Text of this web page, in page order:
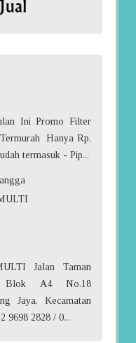
Ini Promo Filter
Hanya Rp.
termasuk - Pip...
Air MULTI
Jalan Taman
Blok A4 No.18
Jaya, Kecamatan
9698 2828 / 0...